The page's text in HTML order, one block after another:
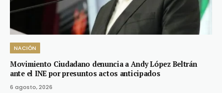
NACIÓN
Movimiento Ciudadano denuncia a Andy López Beltrán
ante el INE por presuntos actos anticipados
6 agosto, 2026